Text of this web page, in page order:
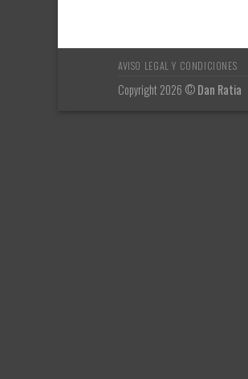
AVISO LEGAL Y CONDICIONES
Copyright 2026 ©Dan Ratia